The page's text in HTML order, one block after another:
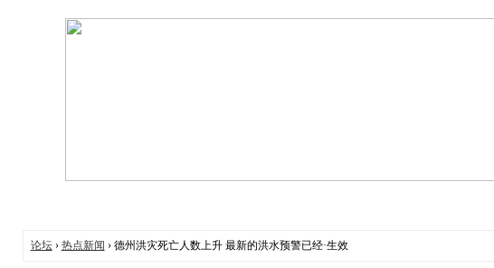
论坛› 热点新闻 › 德州洪灾死亡人数上升 最新的洪水预警已经·生效